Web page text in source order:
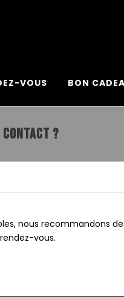
VOUS BON
?
nous recommandons
vous.